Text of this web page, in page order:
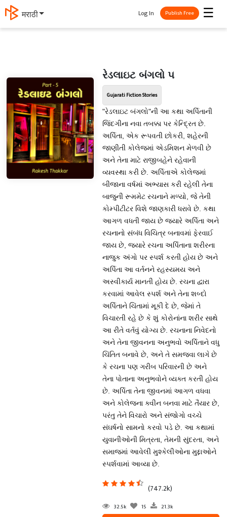
मराठी ☰
Log In Publish Free
રેડલાઇટ બંગલો ૫
Gujarati Fiction Stories
"રેડલાઇટ બંગલો"ની આ કથા અર્પિતાની
જિંદગીના નવા તબક્કા પર કેન્દ્રિત છે.
અર્પિતા, એક રૂપવતી છોકરી, શહેરની
જાણીતી કોલેજમાં એડમિશન મેળવી છે
અને તેના માટે રાજીબહેને રહેવાની
વ્યવસ્થા કરી છે. અર્પિતાએ કોલેજમાં
બીજાના વર્ષમાં અભ્યાસ કરી રહેલી તેના
બાજુની રૂમમેટ રચનાને મળ્યો, જે તેની
કોમ્પીટીટર વિશે જાણકારી ધરાવે છે. કથા
આગળ વધતી જાય છે જ્યારે અર્પિતા અને
રચનાનો સંબંધ વિચિત્ર બનાવમાં ફેરવાઈ
જાય છે, જ્યારે રચના અર્પિતાના શરીરના
નાજુક અંગો પર સ્પર્શ કરતી હોય છે અને
અર્પિતા આ વર્તનને રહસ્યમય અને
અસ્વીકાર્ય માનતી હોય છે. રચના દ્વારા
કરવામાં આવેલ સ્પર્શ અને તેના શબ્દો
અર્પિતાને ચિંતામાં મૂકી દે છે, જેમાં તે
વિચારતી રહે છે કે શું કોરોનાંના શરીર સાથે
આ રીતે વર્તવું યોગ્ય છે. રચનાના નિવેદનો
અને તેના જીવનના અનુભવો અર્પિતાને વધુ
ચિંતિત બનાવે છે, અને તે સમજવા લાગે છે
કે રચના પણ ગરીબ પરિવારની છે અને
તેના પોતાના અનુભવોને વ્યક્ત કરતી હોય
છે. અર્પિતા તેના જીવનમાં આગળ વધવા
અને કોલેજના ક્વીન બનવા માટે તૈયાર છે,
પરંતુ તેને વિચારો અને સંજોગો વચ્ચે
સંઘર્ષનો સામનો કરવો પડે છે. આ કથામાં
યુવાનીઓની મિત્રતા, તેમની સુંદરતા, અને
સમાજમાં આવેલી મુશ્કેલીઓના મુદ્દાઓને
સ્પર્શવામાં આવ્યા છે.
(747.2k)
32.5k 15 21.3k